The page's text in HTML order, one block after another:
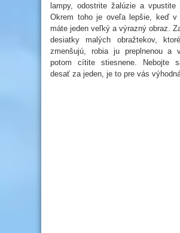
lampy, odostrite žalúzie a vpustite
Okrem toho je oveľa lepšie, keď v
máte jeden veľký a výrazný obraz.
desiatky malých obražtekov,
zmenšujú, robia ju preplnenou a
potom cítite stiesnene. Nebojte
desať za jeden, je to pre vás